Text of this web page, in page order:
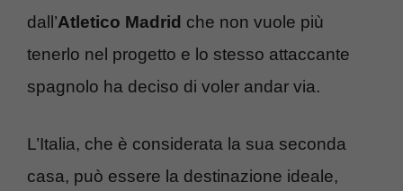
dall’Atletico Madrid che non vuole più
tenerlo nel progetto e lo stesso attaccante
spagnolo ha deciso di voler andar via.
L’Italia, che è considerata la sua seconda
casa, può essere la destinazione ideale,